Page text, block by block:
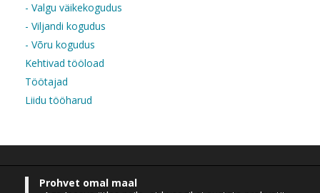
- Valgu väikekogudus
- Viljandi kogudus
- Võru kogudus
Kehtivad tööload
Töötajad
Liidu tööharud
Prohvet omal maal